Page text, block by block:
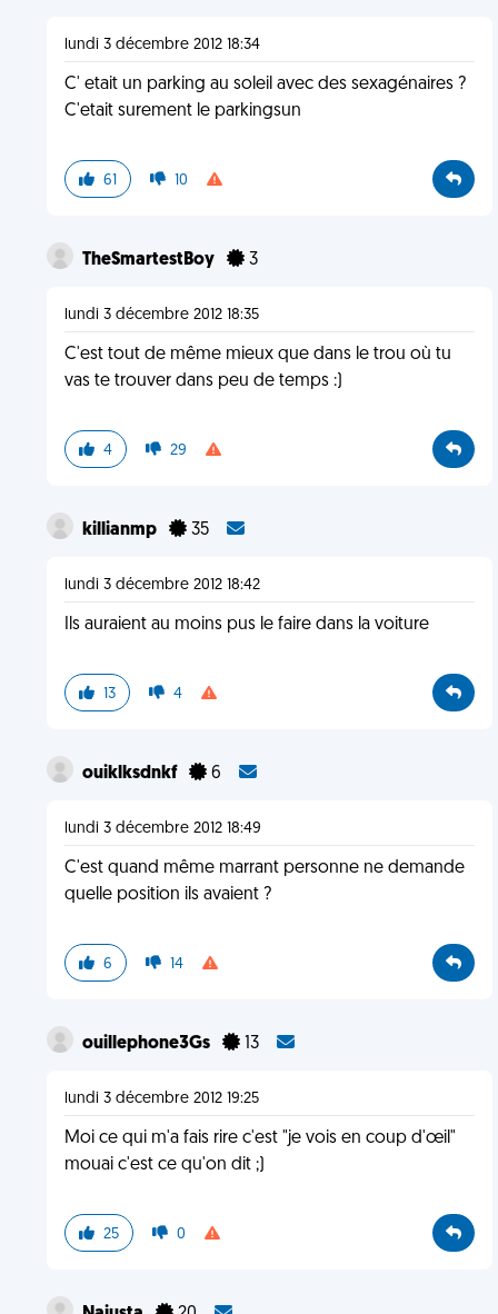
lundi 3 décembre 2012 18:34
C' etait un parking au soleil avec des sexagénaires ?
C'etait surement le parkingsun
61 10
TheSmartestBoy 3
lundi 3 décembre 2012 18:35
C'est tout de même mieux que dans le trou où tu
vas te trouver dans peu de temps :)
4 29
killianmp 35
lundi 3 décembre 2012 18:42
Ils auraient au moins pus le faire dans la voiture
13 4
ouiklksdnkf 6
lundi 3 décembre 2012 18:49
C'est quand même marrant personne ne demande
quelle position ils avaient ?
6 14
ouillephone3Gs 13
lundi 3 décembre 2012 19:25
Moi ce qui m'a fais rire c'est "je vois en coup d'œil"
mouai c'est ce qu'on dit ;)
25 0